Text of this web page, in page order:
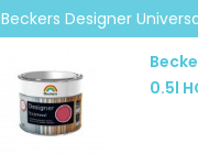
Beckers Designer
0.5l